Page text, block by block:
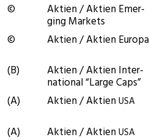
© Akti­en / Akti­en Emer­
ging Markets
© Akti­en / Akti­en Europa
(B) Akti­en / Akti­en Inter­
na­tio­nal “Lar­ge Caps”
(A) Akti­en / Akti­enUSA
(A) Akti­en / Akti­enUSA